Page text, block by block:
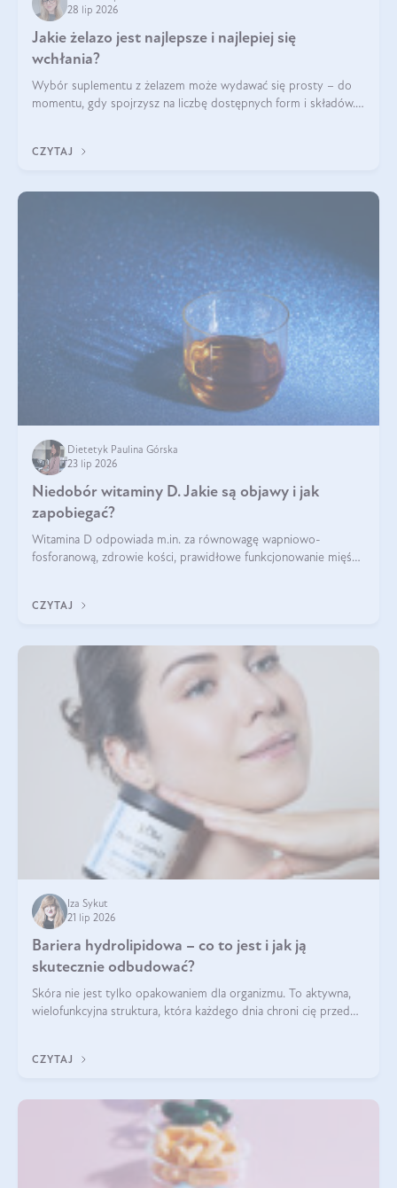
28 lip 2026
Jakie żelazo jest najlepsze i najlepiej się
wchłania?
Wybór suplementu z żelazem może wydawać się prosty – do
momentu, gdy spojrzysz na liczbę dostępnych form i składów.
zawierać suplement?
CZYTAJ
Dietetyk Paulina Górska
23 lip 2026
Niedobór witaminy D. Jakie są objawy i jak
zapobiegać?
Witamina D odpowiada m.in. za równowagę wapniowo-
fosforanową, zdrowie kości, prawidłowe funkcjonowanie mięśni
problemem.
CZYTAJ
Iza Sykut
21 lip 2026
Bariera hydrolipidowa – co to jest i jak ją
skutecznie odbudować?
Skóra nie jest tylko opakowaniem dla organizmu. To aktywna,
wielofunkcyjna struktura, która każdego dnia chroni cię przed
bariera hydrolipidowa.
CZYTAJ